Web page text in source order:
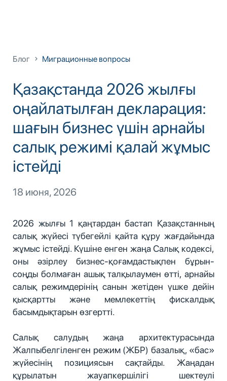
Блог Миграционные вопросы
Қазақстанда 2026 жылғы
оңайлатылған декларация:
шағын бизнес үшін арнайы
салық режимі қалай жұмыс
істейді
18 июня, 2026
2026 жылғы 1 қаңтардан бастап Қазақстанның
салық жүйесі түбегейлі қайта құру жағдайында
жұмыс істейді. Күшіне енген жаңа Салық кодексі,
оны әзірлеу бизнес-қоғамдастықпен бұрын-
соңды болмаған ашық талқылаумен өтті, арнайы
салық режимдерінің санын жетіден үшке дейін
қысқартты және мемлекеттің фискалдық
басымдықтарын өзгертті.
Салық салудың жаңа архитектурасында
Жалпыбелгіленген режим (ЖБР) базалық, «бас»
жүйесінің позициясын сақтайды. Жаңадан
құрылатын жауапкершілігі шектеулі